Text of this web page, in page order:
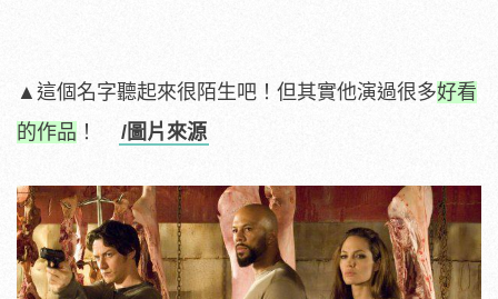
▲這個名字聽起來很陌生吧！但其實他演過很多好看
的作品 ！ /圖片來源